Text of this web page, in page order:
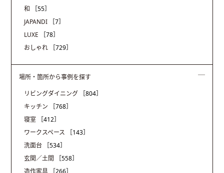
和
［55］
JAPANDI
［7］
LUXE
［78］
おしゃれ
［729］
場所・箇所から事例を探す
リビングダイニング
［804］
キッチン
［768］
寝室
［412］
ワークスペース
［143］
洗面台
［534］
玄関／土間
［558］
造作家具
［266］